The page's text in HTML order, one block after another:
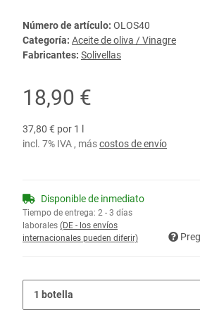
Número de artículo: OLOS40
Categoría: Aceite de oliva / Vinagre
Fabricantes: Solivellas
18,90 €
37,80 € por 1 l
incl. 7% IVA , máscostos de envío
Disponible de inmediato
Tiempo de entrega: 2 - 3 días
laborales (DE - los envíos
internacionales pueden diferir)